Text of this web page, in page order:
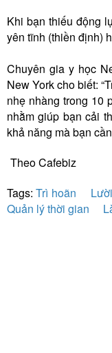
Khi bạn thiếu động
yên tĩnh (thiền định)
Chuyên gia y học
New York cho biết:
nhẹ nhàng trong 10
nhằm giúp bạn cải
khả năng mà bạn
Theo Cafebiz
Tags:Trì hoãn
Quản lý thời gian